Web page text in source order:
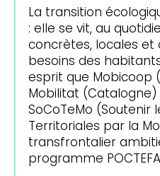
La transition
: elle se vit, au
concrètes, locales et
besoins des
esprit que Mobicoop
Mobilitat
SoCoTeMo (Soutenir
Territoriales par la
transfrontalier
programme